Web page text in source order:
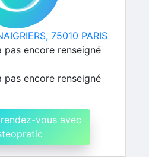
75010 PARIS
pas encore renseigné
pas encore renseigné
vous avec